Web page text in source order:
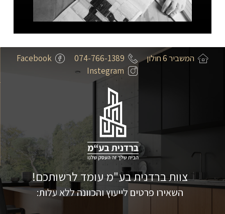
המשביר 6 חולון 074-766-1389
Facebook
Instegram
צוות ברדנית בע"מ עומד לרשותכם!
השאירו פרטים לייעוץ והכוונה ללא עלות: